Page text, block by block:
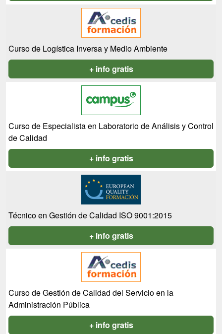
Curso de Logística Inversa y Medio Ambiente
+ info gratis
Curso de Especialista en Laboratorio de Análisis y Control
de Calidad
+ info gratis
Técnico en Gestión de Calidad ISO 9001:2015
+ info gratis
Curso de Gestión de Calidad del Servicio en la
Administración Pública
+ info gratis